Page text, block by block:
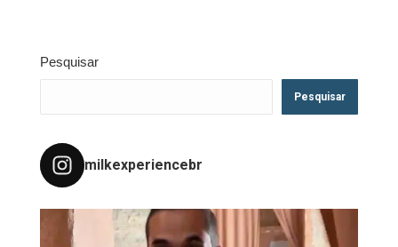
Pesquisar
Pesquisar
milkexperiencebr